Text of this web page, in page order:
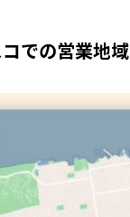
での営業地域